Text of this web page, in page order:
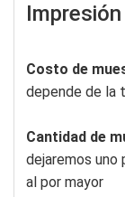
Costo de
depende de la
Cantidad de
dejaremos uno
al por mayor